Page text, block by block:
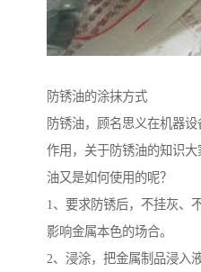
防锈油的涂抹方式
防锈油，顾名思义在机器
作用，关于防锈油的知识
油又是如何使用的呢？
1、要求防锈后，不挂灰、
影响金属本色的场合。
2、浸涂，把金属制品浸入